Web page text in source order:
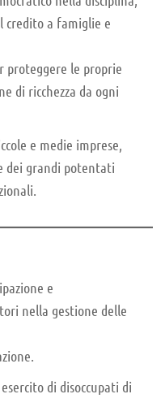
credito a famiglie e
proteggere le proprie
di ricchezza da ogni
e medie imprese,
dei grandi potentati
e
nella gestione delle
di disoccupati di